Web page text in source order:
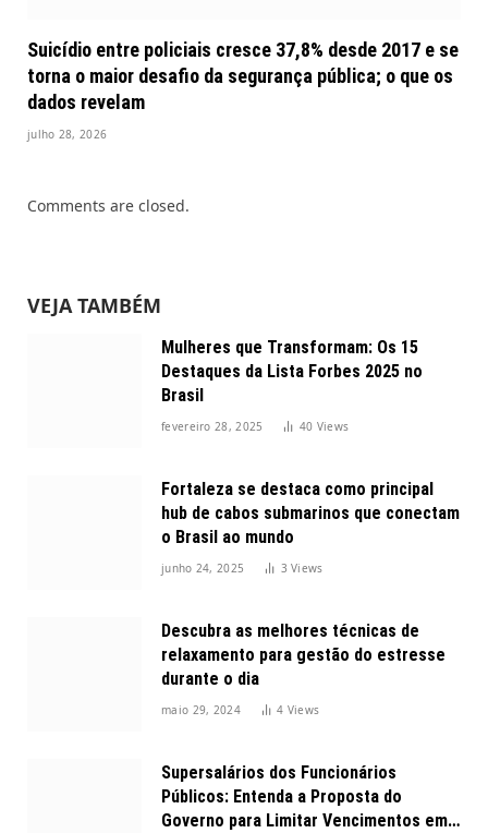
Suicídio entre policiais cresce 37,8% desde 2017 e se
torna o maior desafio da segurança pública; o que os
dados revelam
julho 28, 2026
Comments are closed.
VEJA TAMBÉM
Mulheres que Transformam: Os 15
Destaques da Lista Forbes 2025 no
Brasil
fevereiro 28, 2025 40 Views
Fortaleza se destaca como principal
hub de cabos submarinos que conectam
o Brasil ao mundo
junho 24, 2025 3Views
Descubra as melhores técnicas de
relaxamento para gestão do estresse
durante o dia
maio 29, 2024 4 Views
Supersalários dos Funcionários
Públicos: Entenda a Proposta do
Governo para Limitar Vencimentos em